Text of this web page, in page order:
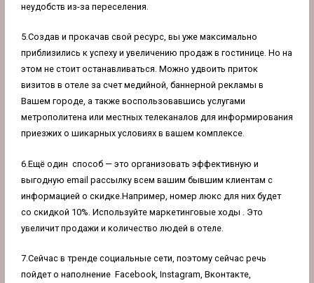
неудобств из-за переселения.
5.Создав и прокачав свой ресурс, вы уже максимально
приблизились к успеху и увеличению продаж в гостинице. Но на
этом не стоит останавливаться. Можно удвоить приток
визитов в отеле за счет медийной, баннерной рекламы в
Вашем городе, а также воспользовавшись услугами
метрополитена или местных телеканалов для информирования
приезжих о шикарных условиях в вашем комплексе.
6.Ещё один способ — это организовать эффективную и
выгодную email рассылкувсем вашим бывшим клиентам с
информацией о скидке.Например, номер люкс для них будет
со скидкой 10%. Используйте маркетинговые ходы . Это
увеличит продажи и количество людей в отеле.
7.Сейчас в тренде социальные сети, поэтому сейчас речь
пойдет о наполнение Facebook, Instagram, Вконтакте,